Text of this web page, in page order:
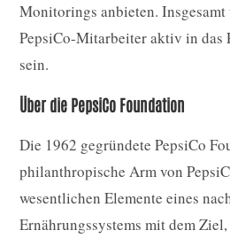
Monitorings anbieten. Insgesamt
PepsiCo-Mitarbeiter aktiv in das
sein.
Über die PepsiCo Foundation
Die 1962 gegründete PepsiCo
philanthropische Arm von
wesentlichen Elemente eines
Ernährungssystems mit dem